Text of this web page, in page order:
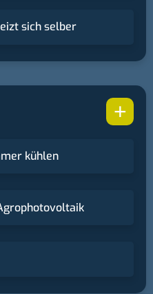
sich selber
+
kühlen